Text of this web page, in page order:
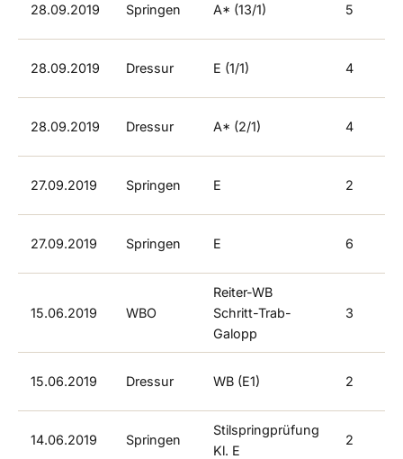
28.09.2019 Springen A* (13/1) 5
28.09.2019 Dressur E (1/1) 4
28.09.2019 Dressur A* (2/1) 4
27.09.2019 Springen E 2
27.09.2019 Springen E 6
15.06.2019 WBO
Reiter-WB
Schritt-Trab-
Galopp
3
15.06.2019 Dressur WB (E1) 2
14.06.2019 Springen
Stilspringprüfung
Kl. E
2